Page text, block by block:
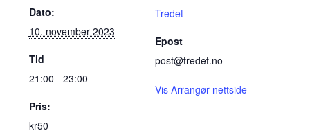
Dato:
10. november 2023
Tid
21:00 - 23:00
Pris:
kr50
Tredet
Epost
post@tredet.no
Vis Arrangør nettside